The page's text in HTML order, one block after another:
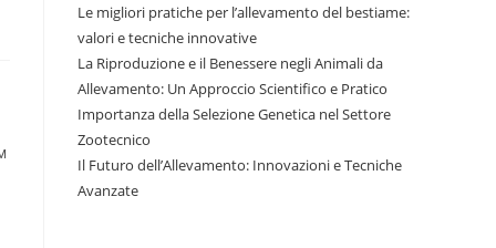
Le migliori pratiche per l’allevamento del bestiame:
valori e tecniche innovative
La Riproduzione e il Benessere negli Animali da
Allevamento: Un Approccio Scientifico e Pratico
Importanza della Selezione Genetica nel Settore
Zootecnico
Il Futuro dell’Allevamento: Innovazioni e Tecniche
Avanzate